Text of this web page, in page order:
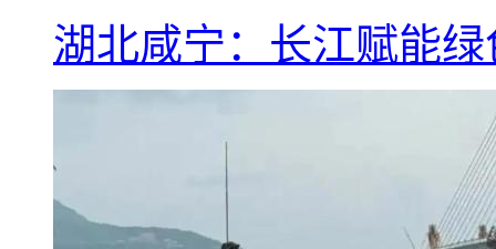
湖北咸宁：长江赋能